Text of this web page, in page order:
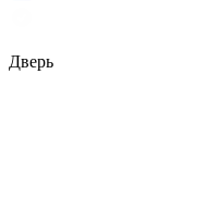
Дверь